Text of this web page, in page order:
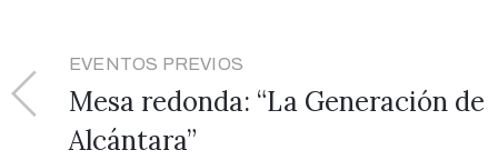
EVENTOS PREVIOS
Mesa redonda: “La Generación de
Alcántara”